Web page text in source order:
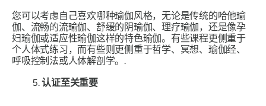
您可以考虑自己喜欢哪种瑜伽风格，无论是传统的哈他瑜
伽、流畅的流瑜伽、舒缓的阴瑜伽、理疗瑜伽，还是像孕
妇瑜伽或适应性瑜伽这样的特色瑜伽。有些课程更侧重于
个人体式练习，而有些则更侧重于哲学、冥想、瑜伽经、
呼吸控制法或人体解剖学。.
认证至关重要